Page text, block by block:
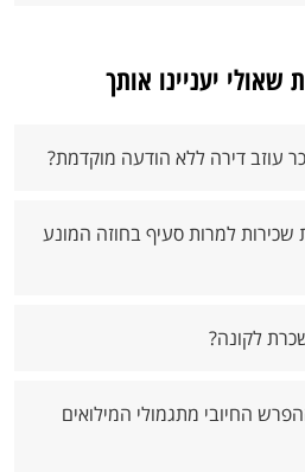
שאולי יעניינו אותך
עוזב דירה ללא הודעה מוקדמת?
למרות סעיף בחוזה המונע
לקונה?
החיובי מתגמולי המילואים